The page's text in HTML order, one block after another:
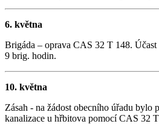
6. května
Brigáda – oprava CAS 32 T 148.
9 brig. hodin.
10. května
Zásah - na žádost obecního úřadu bylo
kanalizace u hřbitova pomocí CAS 32